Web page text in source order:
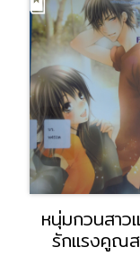
หนุ่มกวนสาว
รักแรงคูณ